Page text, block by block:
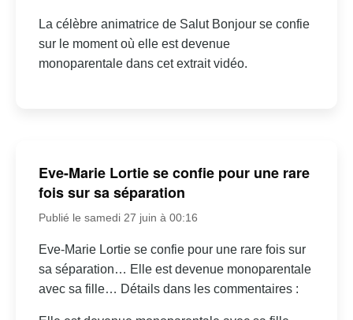
La célèbre animatrice de Salut Bonjour se confie
sur le moment où elle est devenue
monoparentale dans cet extrait vidéo.
Eve-Marie Lortie se confie pour une rare
fois sur sa séparation
Publié le samedi 27 juin à 00:16
Eve-Marie Lortie se confie pour une rare fois sur
sa séparation… Elle est devenue monoparentale
avec sa fille… Détails dans les commentaires :